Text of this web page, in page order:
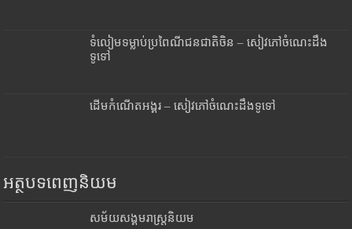
ទំលៀមទម្លាប់ប្រពៃណីជនជាតិចិន – សៀវភៅចំណេះដឹង
ទូទៅ
ដើមកំណើតអង្គរ – សៀវភៅចំណេះដឹងទូទៅ
អត្ថបទពេញនិយម
សម័យសង្គមរាស្រ្តនិយម